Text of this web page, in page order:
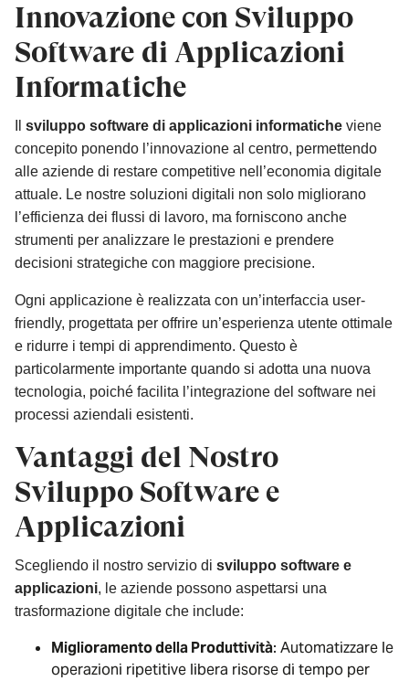
Innovazione con Sviluppo
Software di Applicazioni
Informatiche
sviluppo software di applicazioni informatiche viene
concepito ponendo l’innovazione al centro, permettendo
alle aziende di restare competitive nell’economia digitale
attuale. Le nostre soluzioni digitali non solo migliorano
l’efficienza dei flussi di lavoro, ma forniscono anche
strumenti per analizzare le prestazioni e prendere
decisioni strategiche con maggiore precisione.
Ogni applicazione è realizzata con un’interfaccia user-
friendly, progettata per offrire un’esperienza utente ottimale
e ridurre i tempi di apprendimento. Questo è
particolarmente importante quando si adotta una nuova
tecnologia, poiché facilita l’integrazione del software nei
processi aziendali esistenti.
Vantaggi del Nostro
Sviluppo Software e
Applicazioni
Scegliendo il nostro servizio di sviluppo software e
applicazioni, le aziende possono aspettarsi una
trasformazione digitale che include:
Miglioramento della Produttività: Automatizzare le
operazioni ripetitive libera risorse di tempo per